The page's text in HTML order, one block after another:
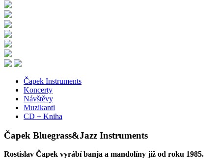
Čapek Instruments
Koncerty
Návštěvy
Muzikanti
CD + Kniha
Čapek Bluegrass&Jazz Instruments
Rostislav Čapek vyrábí banja a mandolíny již od roku 1985.